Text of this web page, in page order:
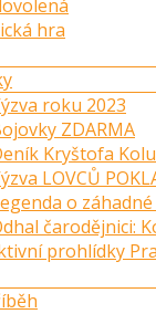
hra
roku 2023
ZDARMA
Kryštofa
LOVCŮ
o
čarodějnici:
prohlídky